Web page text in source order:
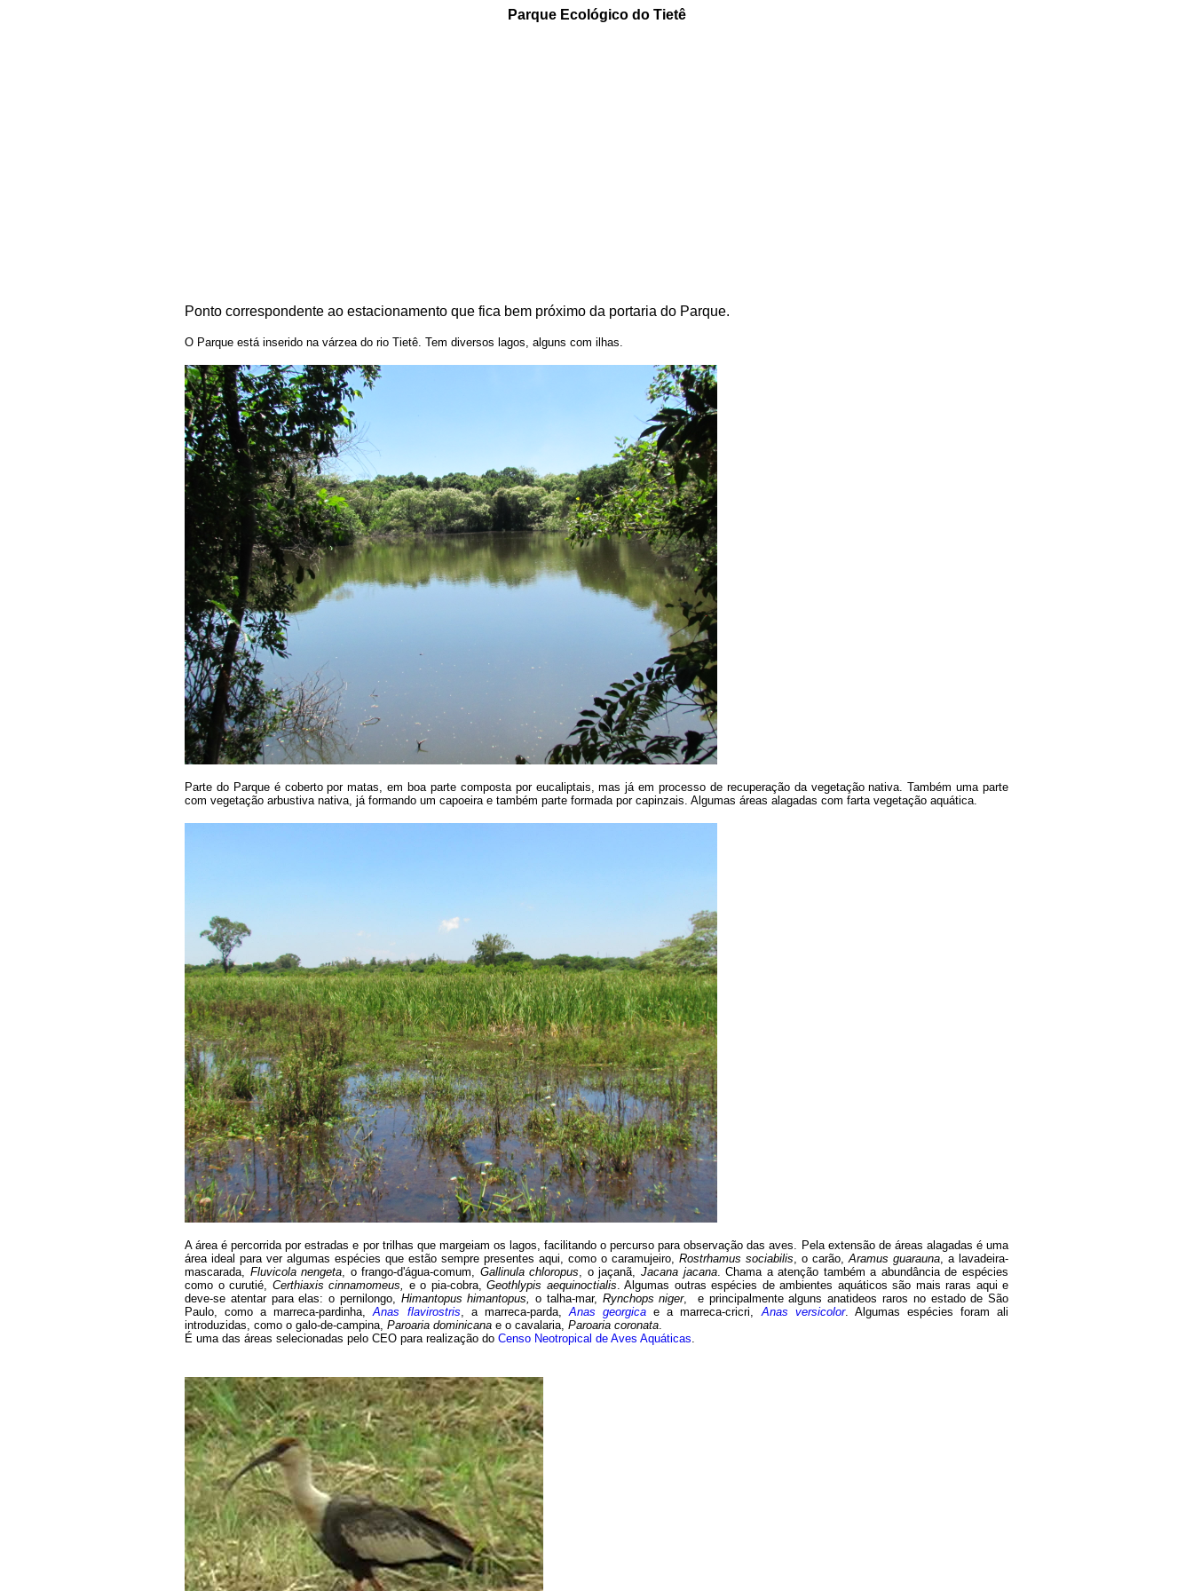
Parque Ecológico do Tietê
Ponto correspondente ao estacionamento que fica bem próximo da portaria do Parque.
O Parque está inserido na várzea do rio Tietê. Tem diversos lagos, alguns com ilhas.
Parte do Parque é coberto por matas, em boa parte composta por eucaliptais, mas já em processo de recuperação da vegetação nativa. Também uma parte
com vegetação arbustiva nativa, já formando um capoeira e também parte formada por capinzais. Algumas áreas alagadas com farta vegetação aquática.
A área é percorrida por estradas e por trilhas que margeiam os lagos, facilitando o percurso para observação das aves. Pela extensão de áreas alagadas é uma
área ideal para ver algumas espécies que estão sempre presentes aqui, como o caramujeiro, Rostrhamus sociabilis, o carão,Aramus guarauna, a lavadeira-
mascarada, Fluvicola nengeta, o frango-d'água-comum, Gallinula chloropus, o jaçanã,Jacana jacana. Chama a atenção também a abundância de espécies
como o curutié, Certhiaxis cinnamomeus, e o pia-cobra, Geothlypis aequinoctialis. Algumas outras espécies de ambientes aquáticos são mais raras aqui e
deve-se atentar para elas: o pernilongo, Himantopus himantopus, o talha-mar, Rynchops niger, e principalmente alguns anatideos raros no estado de São
Paulo, como a marreca-pardinha,Anas flavirostris, a marreca-parda,Anas georgica e a marreca-cricri,Anas versicolor. Algumas espécies foram ali
introduzidas, como o galo-de-campina, Paroaria dominicana e o cavalaria, Paroaria coronata.
É uma das áreas selecionadas pelo CEO para realização do Censo Neotropical de Aves Aquáticas.